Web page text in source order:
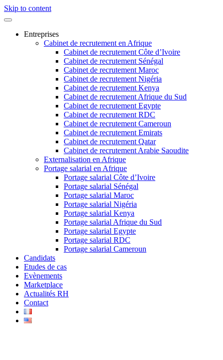
Skip to content
Entreprises
Cabinet de recrutement en Afrique
Cabinet de recrutement Côte d’Ivoire
Cabinet de recrutement Sénégal
Cabinet de recrutement Maroc
Cabinet de recrutement Nigéria
Cabinet de recrutement Kenya
Cabinet de recrutement Afrique du Sud
Cabinet de recrutement Egypte
Cabinet de recrutement RDC
Cabinet de recrutement Cameroun
Cabinet de recrutement Emirats
Cabinet de recrutement Qatar
Cabinet de recrutement Arabie Saoudite
Externalisation en Afrique
Portage salarial en Afrique
Portage salarial Côte d’Ivoire
Portage salarial Sénégal
Portage salarial Maroc
Portage salarial Nigéria
Portage salarial Kenya
Portage salarial Afrique du Sud
Portage salarial Egypte
Portage salarial RDC
Portage salarial Cameroun
Candidats
Etudes de cas
Evènements
Marketplace
Actualités RH
Contact